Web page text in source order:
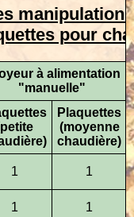
pour
à alimentation
"manuelle"
Plaquettes
(moyenne
chaudière)
1 1
1 1